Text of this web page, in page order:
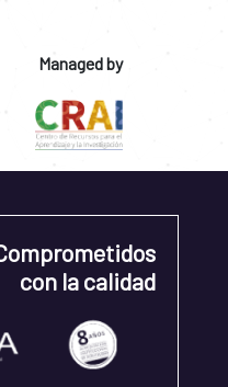
Managed by
con la calidad